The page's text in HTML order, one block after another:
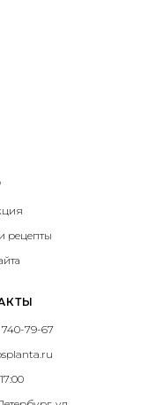
рецепты
740-79-67